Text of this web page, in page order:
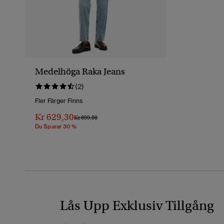
Medelhöga Raka Jeans
(2)
Fler Färger Finns
Kr 629,30Pris Reducerat Från
Kr 899,00Till
Du Sparar 30 %
Lås Upp Exklusiv Tillgång